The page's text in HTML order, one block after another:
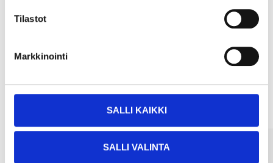
Tilastot
Markkinointi
SALLI KAIKKI
SALLI VALINTA
Other customers also bought